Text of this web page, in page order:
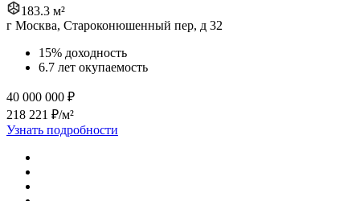
183.3 м²
г Москва, Староконюшенный пер, д 32
15% доходность
6.7 лет окупаемость
40 000 000 ₽
218 221 ₽/м²
Узнать подробности